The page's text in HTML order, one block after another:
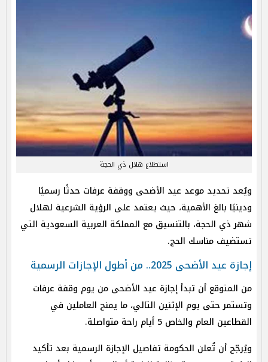
استطلاع هلال ذي الحجة
ويُعد تحديد موعد عيد الأضحى ووقفة عرفات حدثًا رسميًا
ودينيًا بالغ الأهمية، حيث يعتمد على الرؤية الشرعية لهلال
شهر ذي الحجة، بالتنسيق مع المملكة العربية السعودية التي
تستضيف مناسك الحج.
إجازة عيد الأضحى 2025.. من أطول الإجازات الرسمية
من المتوقع أن تبدأ إجازة عيد الأضحى من يوم وقفة عرفات
وتستمر حتى يوم الإثنين التالي، ما يمنح العاملين في
القطاعين العام والخاص 5 أيام راحة متواصلة.
ويُرجّح أن تُعلن الحكومة تفاصيل الإجازة الرسمية بعد تأكيد